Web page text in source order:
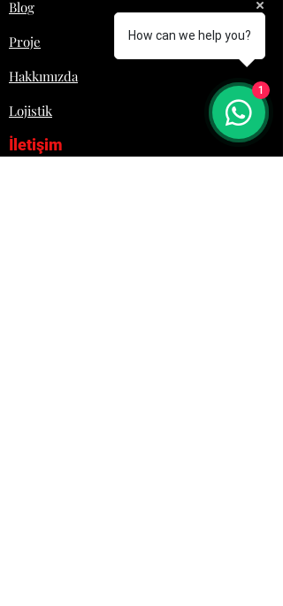
Blog
Proje
Hakkımızda
Lojistik
İletişim
How can we help you?
1